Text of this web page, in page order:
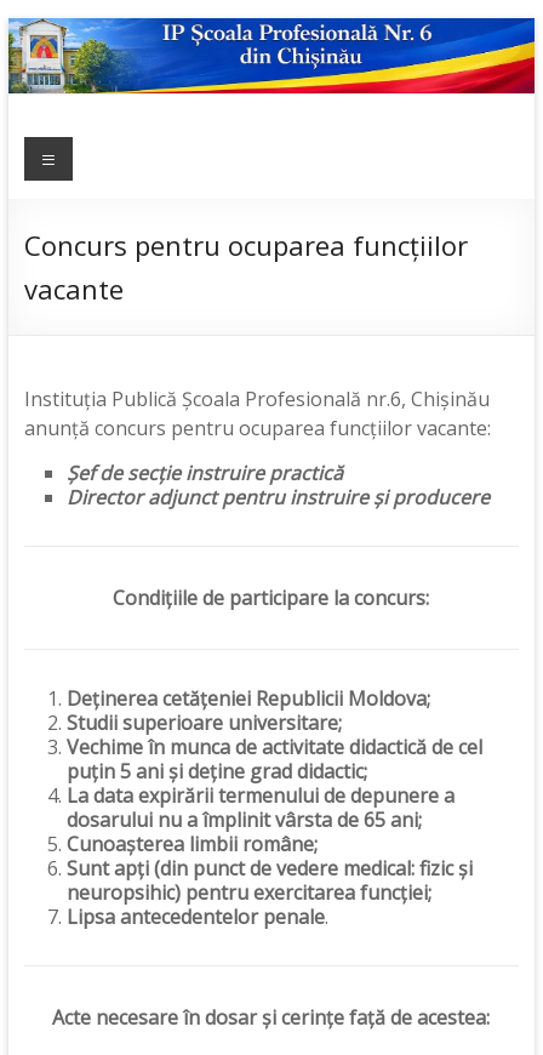
Skip
to
content
NR.6
scoala
nr.6; școală
admitere;
Meniu
Concurs pentru ocuparea funcțiilor
vacante
Instituția Publică Școala Profesională nr.6, Chișinău
anunță concurs pentru ocuparea funcțiilor vacante:
Șef de secțieinstruire practică
Director adjunct pentru instruire și producere
Condițiile de participare la concurs:
Deținerea cetățeniei Republicii Moldova;
Studii superioare universitare;
Vechime în munca de activitate didactică de cel
puțin 5 ani și deține grad didactic;
La data expirării termenului de depunere a
dosarului nu a împlinit vârsta de 65 ani;
Cunoașterea limbii române;
Sunt apți (din punct de vedere medical: fizic și
neuropsihic) pentru exercitarea funcției;
Lipsa antecedentelor penale.
Acte necesare în dosar și cerințe față de acestea: